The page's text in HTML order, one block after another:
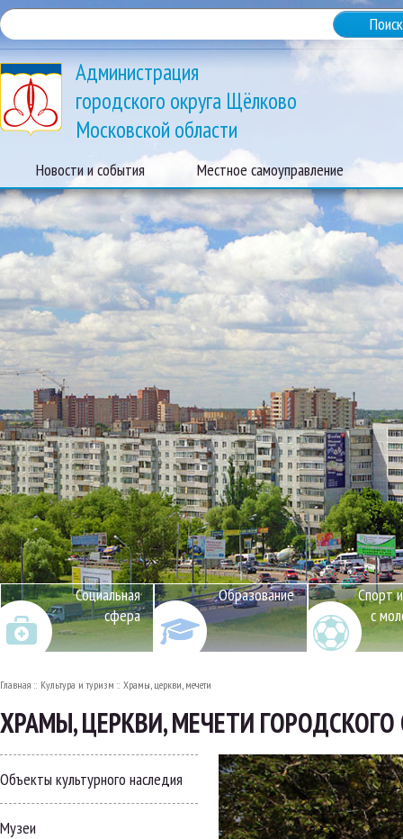
Администрация
городского округа Щёлково
Московской области
Новости и события Местное самоуправление
Социальная
сфера
Образование
Спорт
с
Главная Культура и туризм Храмы, церкви, мечети
ХРАМЫ, ЦЕРКВИ, МЕЧЕТИ
Объекты культурного наследия
Музеи